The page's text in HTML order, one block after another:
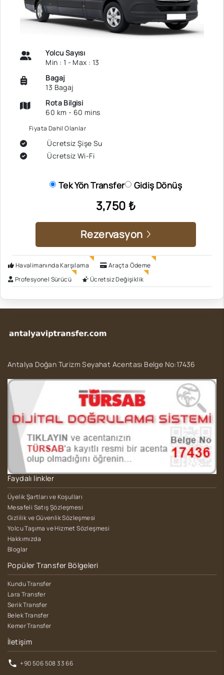
Yolcu Sayısı
Min : 1 - Max : 13
Bagaj
13 Bagaj
Rota Bilgisi
60 km - 60 mins
Fiyata Dahil Olanlar
Ücretsiz Şişe Su
Ücretsiz Wi-Fi
Tek Yön Transfer Gidiş Dönüş
3,750 ₺
Rezervasyon
Havalimanında Karşılama
Araçta Ödeme
Profesyonel Sürücü
Ücretsiz Değişiklik
Antalya Doğan Turizm Seyahat Acentası Belge No:17436
Faydalı linkler
Üyelik Şartları ve Koşulları
Mesafeli Satış Şözleşmesi
Gizlilik ve Güvenlik Sözleşmesi
Yolcu Taşıma ve Hizmet Sözleşmesi
Hakkımızda
Bloglar
Popüler Transfer Bölgeleri
Kundu Transfer
Lara Transfer
Serik Transfer
Belek Transfer
Kemer Transfer
İletişim
+90 506 508 33 66